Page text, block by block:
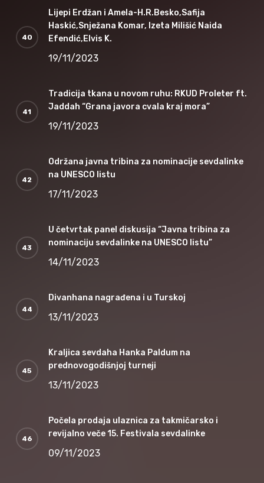
Lijepi Erdžan i Amela-H.R.Besko,Safija
Haskić,Snježana Komar, Izeta Milišić Naida
Efendić,Elvis K.
19/11/2023
Tradicija tkana u novom ruhu: RKUD Proleter ft.
Jaddah “Grana javora cvala kraj mora”
19/11/2023
Održana javna tribina za nominacije sevdalinke
na UNESCO listu
17/11/2023
U četvrtak panel diskusija “Javna tribina za
nominaciju sevdalinke na UNESCO listu”
14/11/2023
Divanhana nagrađena i u Turskoj
13/11/2023
Kraljica sevdaha Hanka Paldum na
prednovogodišnjoj turneji
13/11/2023
Počela prodaja ulaznica za takmičarsko i
revijalno veče 15. Festivala sevdalinke
09/11/2023